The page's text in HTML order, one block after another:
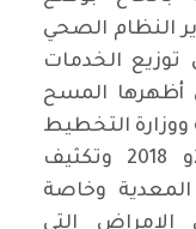
النظام الصحي
توزيع الخدمات
أظهرها المسح
ووزارة التخطيط
ومنظمة اليونيسف عامي 2011و 2018 وتكثيف
وخاصة
الامراض التي